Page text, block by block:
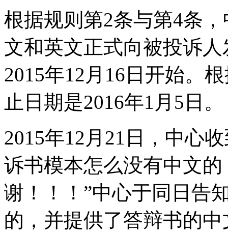
根据规则第2条与第4条
文和英文正式向被投诉
2015年12月16日开始。
止日期是2016年1月5日。
2015年12月21日，中心
诉书模本怎么没有中文
谢！！！”中心于同日告
的，并提供了答辩书的